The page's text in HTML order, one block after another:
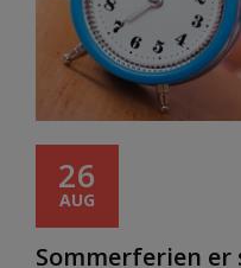
26
AUG
Sommerferien